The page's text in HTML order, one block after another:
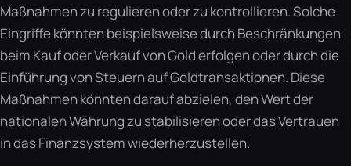
Maßnahmen zu regulieren oder zu kontrollieren. Solche
Eingriffe könnten beispielsweise durch Beschränkungen
beim Kauf oder Verkauf von Gold erfolgen oder durch die
Einführung von Steuern auf Goldtransaktionen. Diese
Maßnahmen könnten darauf abzielen, den Wert der
nationalen Währung zu stabilisieren oder das Vertrauen
in das Finanzsystem wiederherzustellen.